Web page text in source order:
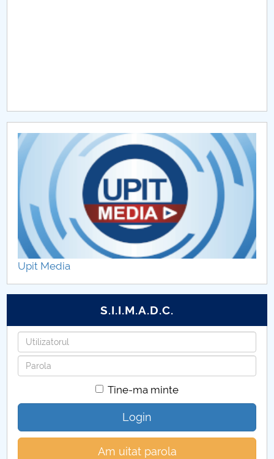
Upit Media
S.I.I.M.A.D.C.
Utilizatorul
Parola
Tine-ma minte
Login
Am uitat parola